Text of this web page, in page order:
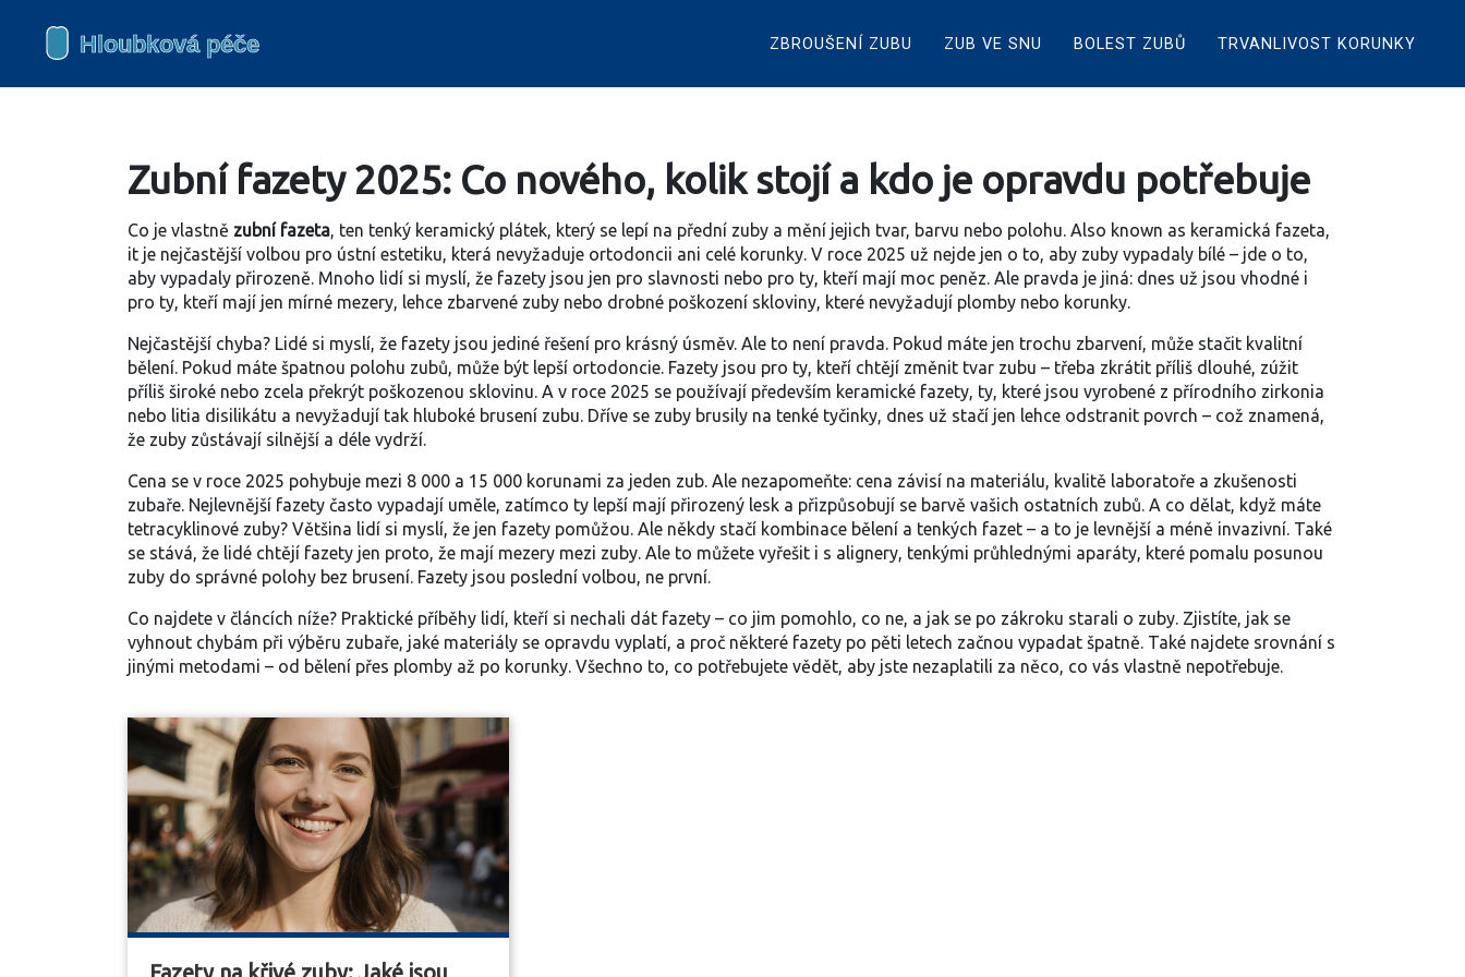
ZBROUŠENÍ ZUBU ZUB VE SNU BOLEST ZUBŮ TRVANLIVOST KORUNKY
Zubní fazety 2025: Co nového, kolik stojí a kdo je opravdu potřebuje
Co je vlastně zubní fazeta, ten tenký keramický plátek, který se lepí na přední zuby a mění jejich tvar, barvu nebo polohu. Also known as keramická fazeta,
it je nejčastější volbou pro ústní estetiku, která nevyžaduje ortodoncii ani celé korunky. V roce 2025 už nejde jen o to, aby zuby vypadaly bílé – jde o to,
aby vypadaly přirozeně. Mnoho lidí si myslí, že fazety jsou jen pro slavnosti nebo pro ty, kteří mají moc peněz. Ale pravda je jiná: dnes už jsou vhodné i
pro ty, kteří mají jen mírné mezery, lehce zbarvené zuby nebo drobné poškození skloviny, které nevyžadují plomby nebo korunky.
Nejčastější chyba? Lidé si myslí, že fazety jsou jediné řešení pro krásný úsměv. Ale to není pravda. Pokud máte jen trochu zbarvení, může stačit kvalitní
bělení. Pokud máte špatnou polohu zubů, může být lepší ortodoncie. Fazety jsou pro ty, kteří chtějí změnit tvar zubu – třeba zkrátit příliš dlouhé, zúžit
příliš široké nebo zcela překrýt poškozenou sklovinu. A v roce 2025 se používají především keramické fazety, ty, které jsou vyrobené z přírodního zirkonia
nebo litia disilikátu a nevyžadují tak hluboké brusení zubu. Dříve se zuby brusily na tenké tyčinky, dnes už stačí jen lehce odstranit povrch – což znamená,
že zuby zůstávají silnější a déle vydrží.
Cena se v roce 2025 pohybuje mezi 8 000 a 15 000 korunami za jeden zub. Ale nezapomeňte: cena závisí na materiálu, kvalitě laboratoře a zkušenosti
zubaře. Nejlevnější fazety často vypadají uměle, zatímco ty lepší mají přirozený lesk a přizpůsobují se barvě vašich ostatních zubů. A co dělat, když máte
tetracyklinové zuby? Většina lidí si myslí, že jen fazety pomůžou. Ale někdy stačí kombinace bělení a tenkých fazet – a to je levnější a méně invazivní. Také
se stává, že lidé chtějí fazety jen proto, že mají mezery mezi zuby. Ale to můžete vyřešit i s alignery, tenkými průhlednými aparáty, které pomalu posunou
zuby do správné polohy bez brusení. Fazety jsou poslední volbou, ne první.
Co najdete v článcích níže? Praktické příběhy lidí, kteří si nechali dát fazety – co jim pomohlo, co ne, a jak se po zákroku starali o zuby. Zjistíte, jak se
vyhnout chybám při výběru zubaře, jaké materiály se opravdu vyplatí, a proč některé fazety po pěti letech začnou vypadat špatně. Také najdete srovnání s
jinými metodami – od bělení přes plomby až po korunky. Všechno to, co potřebujete vědět, aby jste nezaplatili za něco, co vás vlastně nepotřebuje.
Fazety na křivé zuby: Jaké jsou